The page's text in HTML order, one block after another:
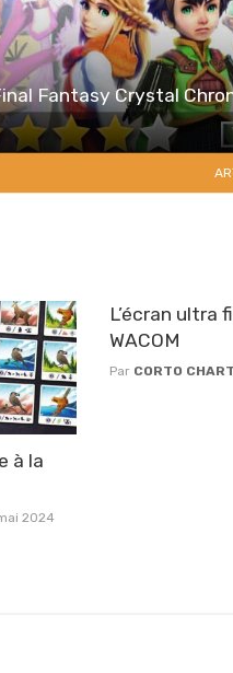
Fantasy Crystal
à la
2024
L’écran ultra
WACOM
Par CORTO